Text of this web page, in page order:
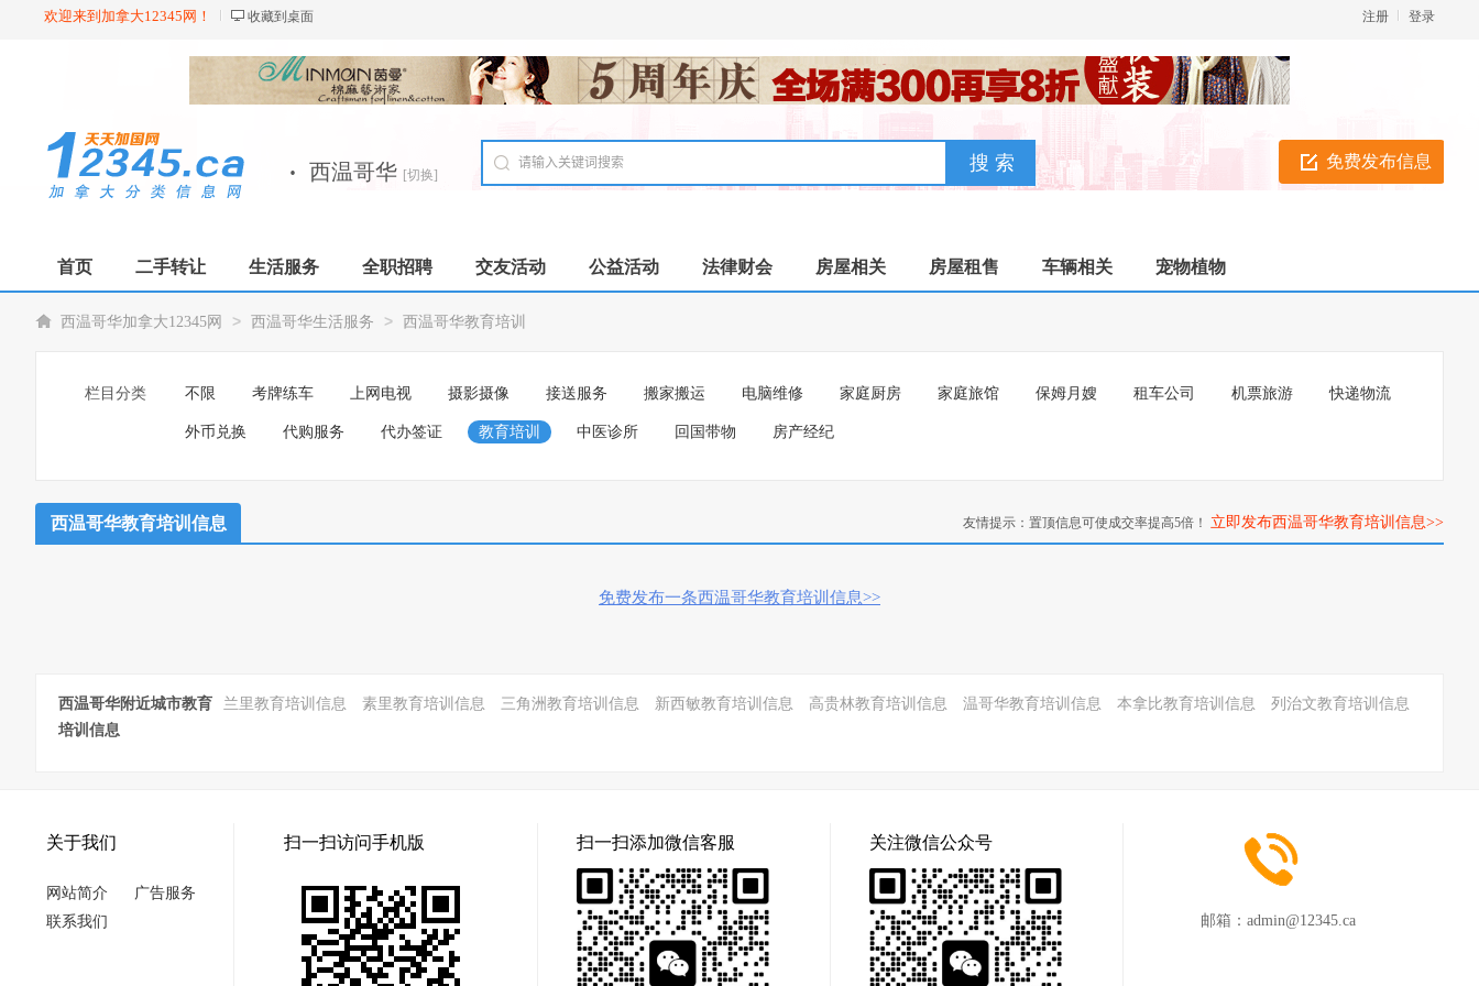
欢迎来到加拿大12345网！ 收藏到桌面 登录
注册
免费发布信息
· 西温哥华 [切换]
首页 二手转让 生活服务 全职招聘 交友活动 公益活动 法律财会 房屋相关 房屋租售 车辆相关 宠物植物
西温哥华加拿大12345网 > 西温哥华生活服务 > 西温哥华教育培训
栏目分类 不限 考牌练车 上网电视 摄影摄像 接送服务 搬家搬运 电脑维修 家庭厨房 家庭旅馆 保姆月嫂 租车公司 机票旅游 快递物流
外币兑换 代购服务 代办签证 教育培训 中医诊所 回国带物 房产经纪
西温哥华教育培训信息 友情提示：置顶信息可使成交率提高5倍！ 立即发布西温哥华教育培训信息>>
免费发布一条西温哥华教育培训信息>>
西温哥华附近城市教育
培训信息
兰里教育培训信息 素里教育培训信息 三角洲教育培训信息 新西敏教育培训信息 高贵林教育培训信息 温哥华教育培训信息 本拿比教育培训信息 列治文教育培训信息
关于我们
网站简介
广告服务
联系我们
扫一扫访问手机版 扫一扫添加微信客服 关注微信公众号
邮箱： admin@12345.ca